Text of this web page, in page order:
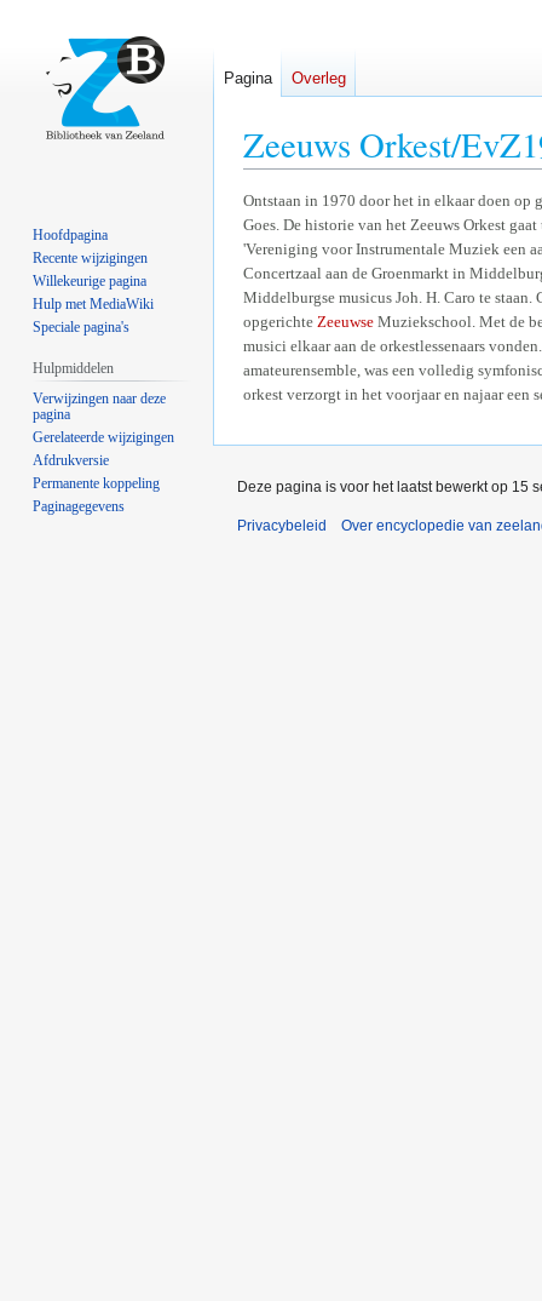
Zeeuws Orkest/
Naar
navigatie
springen
Naar
zoeken
springen
Ontstaan in 1970 door het in elkaar doen op
Goes. De historie van het Zeeuws Orkest
'Vereniging voor Instrumentale Muziek een
Concertzaal aan de Groenmarkt in
Middelburgse musicus Joh. H. Caro te
opgerichte Zeeuwse Muziekschool. Met de
musici elkaar aan de orkestlessenaars
amateurensemble, was een volledig
orkest verzorgt in het voorjaar en najaar een
Pagina Overleg
Hoofdpagina
Recente wijzigingen
Willekeurige pagina
Hulp met MediaWiki
Speciale pagina's
Hulpmiddelen
Verwijzingen naar deze
pagina
Gerelateerde wijzigingen
Afdrukversie
Permanente koppeling
Paginagegevens
Deze pagina is voor het laatst bewerkt op 15
Privacybeleid Over encyclopedie van